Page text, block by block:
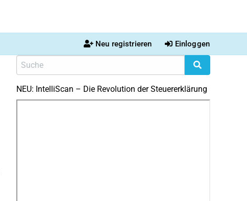
Neu registrieren Einloggen
NEU: IntelliScan – Die Revolution der Steuererklärung